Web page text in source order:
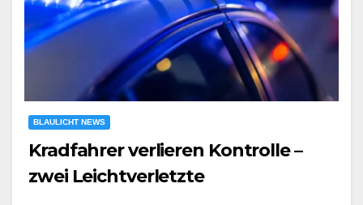
BLAULICHT NEWS
Kradfahrer verlieren Kontrolle –
zwei Leichtverletzte